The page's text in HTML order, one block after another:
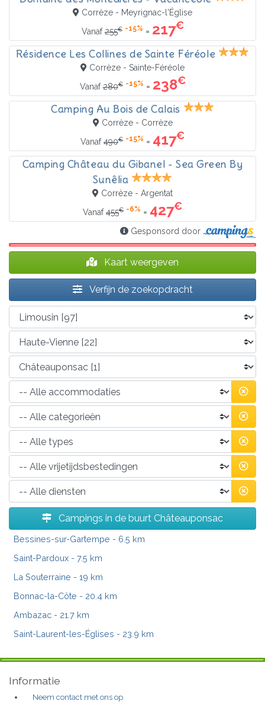
Corrèze - Meyrignac-l'Église
Vanaf255€ -15% = 217€
Résidence Les Collines de Sainte Féréole
Corrèze - Sainte-Féréole
Vanaf280€ -15% = 238€
Camping Au Bois de Calais
Corrèze - Corrèze
Vanaf490€ -15% = 417€
Camping Château du Gibanel - Sea Green By
Sunêlia
Corrèze - Argentat
Vanaf455€ -6% = 427€
Gesponsord door
Kaart weergeven
Verfijn de zoekopdracht
Campings in de buurt Châteauponsac
Bessines-sur-Gartempe - 6.5 km
Saint-Pardoux - 7.5 km
La Souterraine - 19 km
Bonnac-la-Côte - 20.4 km
Ambazac - 21.7 km
Saint-Laurent-les-Églises - 23.9 km
Informatie
Neem contact met ons op